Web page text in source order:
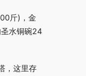
斤)，金
水铜碗24
，这里存